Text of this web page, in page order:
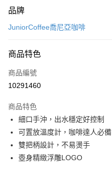
信用卡一次付款
宅配
每筆NT$150
品牌
JuniorCoffee喬尼亞咖啡
商品特色
商品編號
10291460
商品特色
細口手沖，出水穩定好控制
可置放溫度計，咖啡達人必備
雙把柄設計，不易燙手
壺身精緻浮雕LOGO